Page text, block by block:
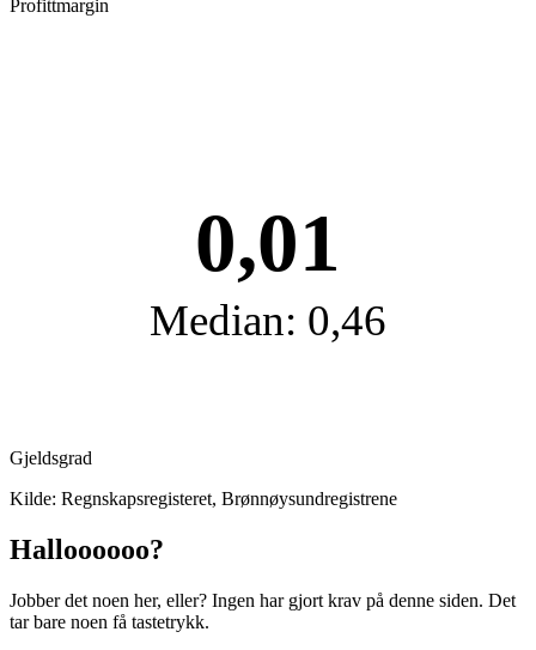
Profittmargin
0,01
Median: 0,46
Gjeldsgrad
Kilde: Regnskapsregisteret, Brønnøysundregistrene
Halloooooo?
Jobber det noen her, eller? Ingen har gjort krav på denne siden. Det
tar bare noen få tastetrykk.